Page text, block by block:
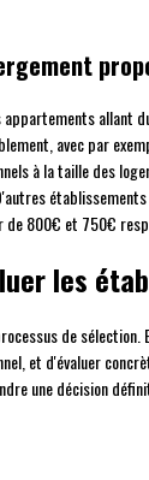
allant
avec par
à la taille des
de 800€ et 750€
les
de
et d'évaluer
une décision